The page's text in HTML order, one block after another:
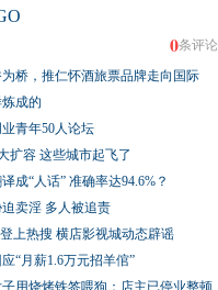
0条评论
桥，推仁怀酒旅票品牌走向国际
成的
青年50人论坛
扩容 这些城市起飞了
成“人话” 准确率达94.6%？
卖淫 多人被追责
上热搜 横店影视城动态辟谣
“月薪1.6万元招羊倌”
用烧烤铁签喂狗：店主已停业整顿